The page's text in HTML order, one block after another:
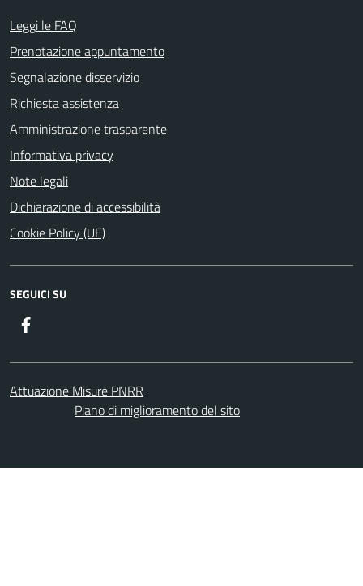
Leggi le FAQ
Prenotazione appuntamento
Segnalazione disservizio
Richiesta assistenza
Amministrazione trasparente
Informativa privacy
Note legali
Dichiarazione di accessibilità
Cookie Policy (UE)
SEGUICI SU
Attuazione Misure PNRR
Piano di miglioramento del sito